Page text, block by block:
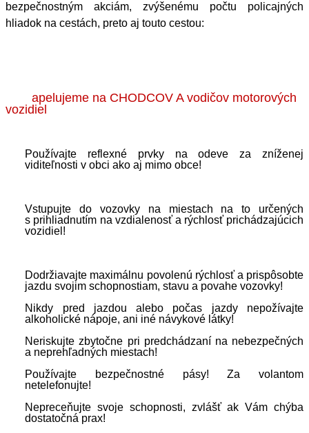
bezpečnostným akciám, zvýšenému počtu policajných
hliadok na cestách, preto aj touto cestou:
apelujeme na CHODCOV A vodičov motorových
vozidiel
Používajte reflexné prvky na odeve za zníženej
viditeľnosti v obci ako aj mimo obce!
Vstupujte do vozovky na miestach na to určených
s prihliadnutím na vzdialenosť a rýchlosť prichádzajúcich
vozidiel!
Dodržiavajte maximálnu povolenú rýchlosť a prispôsobte
jazdu svojim schopnostiam, stavu a povahe vozovky!
Nikdy pred jazdou alebo počas jazdy nepožívajte
alkoholické nápoje, ani iné návykové látky!
Neriskujte zbytočne pri predchádzaní na nebezpečných
a neprehľadných miestach!
Používajte bezpečnostné pásy! Za volantom
netelefonujte!
Nepreceňujte svoje schopnosti, zvlášť ak Vám chýba
dostatočná prax!